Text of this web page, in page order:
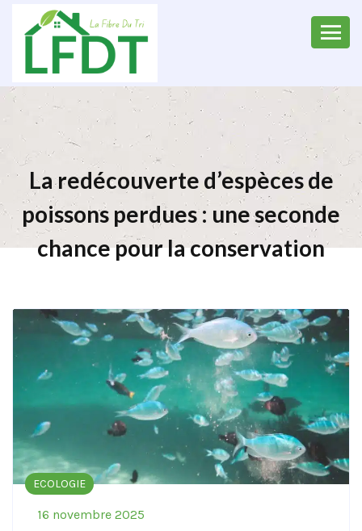
La redécouverte d’espèces de
poissons perdues : une seconde
chance pour la conservation
ECOLOGIE
16 novembre 2025